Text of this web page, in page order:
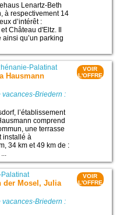
Lenartz-Beth
à respectivement 14
d’intérêt :
Château d'Eltz. Il
qu’un parking
Palatinat
Hausmann
Briedern :
l’établissement
comprend
une terrasse
installé à
34 km et 49 km de :
VOIR
L'OFFRE
der Mosel, Julia
Briedern :
VOIR
L'OFFRE